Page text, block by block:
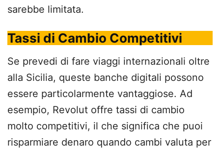
sarebbe limitata.
Tassi di Cambio Competitivi
Se prevedi di fare viaggi internazionali oltre
alla Sicilia, queste banche digitali possono
essere particolarmente vantaggiose. Ad
esempio, Revolut offre tassi di cambio
molto competitivi, il che significa che puoi
risparmiare denaro quando cambi valuta per